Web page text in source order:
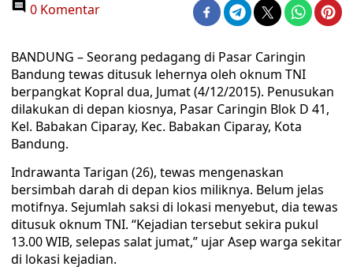
0 Komentar
BANDUNG – Seorang pedagang di Pasar Caringin
Bandung tewas ditusuk lehernya oleh oknum TNI
berpangkat Kopral dua, Jumat (4/12/2015). Penusukan
dilakukan di depan kiosnya, Pasar Caringin Blok D 41,
Kel. Babakan Ciparay, Kec. Babakan Ciparay, Kota
Bandung.
Indrawanta Tarigan (26), tewas mengenaskan
bersimbah darah di depan kios miliknya. Belum jelas
motifnya. Sejumlah saksi di lokasi menyebut, dia tewas
ditusuk oknum TNI. “Kejadian tersebut sekira pukul
13.00 WIB, selepas salat jumat,” ujar Asep warga sekitar
di lokasi kejadian.